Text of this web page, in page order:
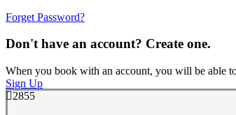
Forget Password?
Don't have an account? Create one.
When you book with an account, you will be able
Sign Up
2855